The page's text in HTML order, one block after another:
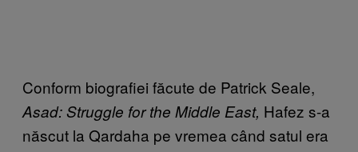
Conform biografiei făcute de Patrick Seale,
Asad: Struggle for the Middle East, Hafez s-a
născut la Qardaha pe vremea când satul era